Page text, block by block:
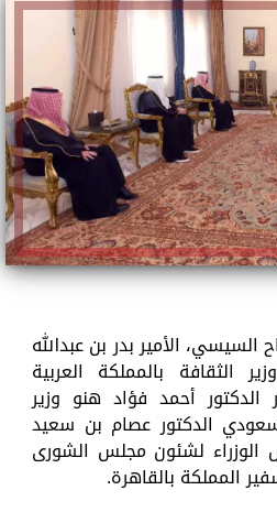
السيسي، الأمير بدر بن عبدالله
الثقافة بالمملكة العربية
أحمد فؤاد هنو وزير
الدكتور عصام بن سعيد
الوزراء لشئون مجلس الشورى
المملكة بالقاهرة.